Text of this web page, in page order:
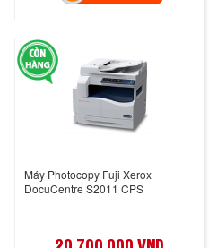
Máy Photocopy Fuji Xerox
DocuCentre S2011 CPS